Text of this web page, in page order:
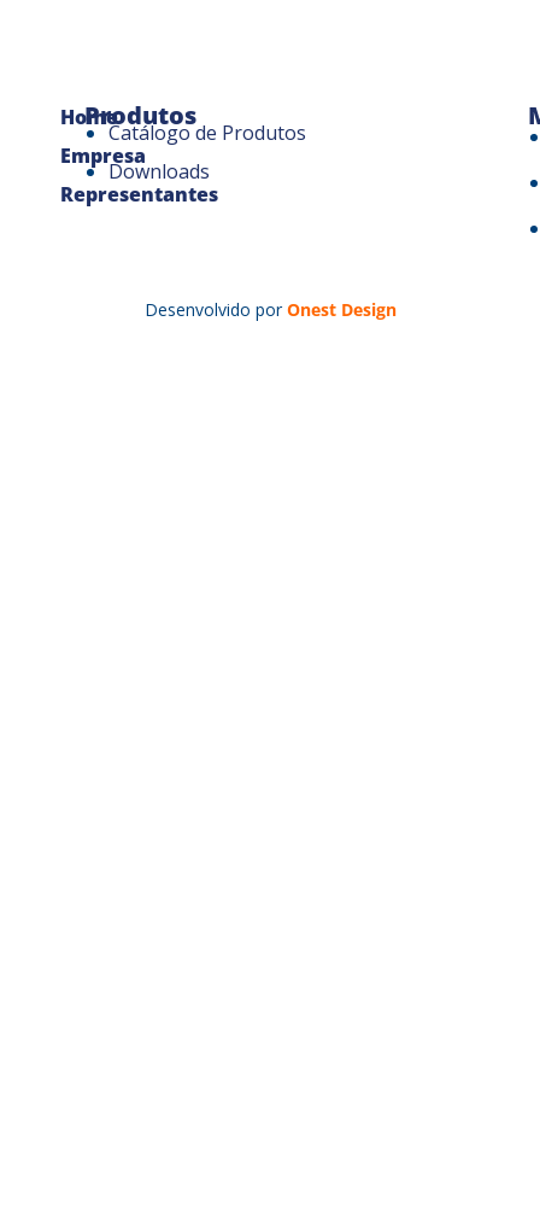
Home
Empresa
Representantes
Produtos
Catálogo de Produtos
Downloads
Desenvolvido por Onest Design